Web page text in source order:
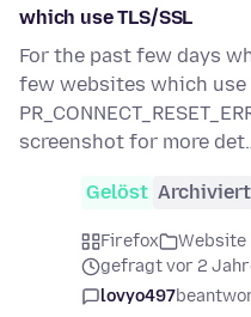
which use TLS/SSL
For the past few days
few websites which use
screenshot for more
Gelöst Archiviert
Firefox
Website
gefragt vor 2
lovyo497